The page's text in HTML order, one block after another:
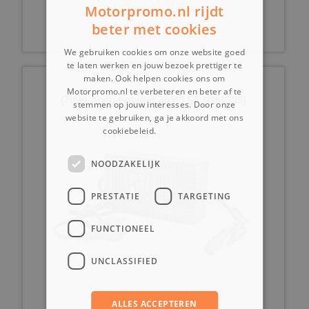
(7i6a) Accu oplader 36V 1.5A (1161005)
Motorpromo.nl rijdt
beter met cookies
We gebruiken cookies om onze website goed
te laten werken en jouw bezoek prettiger te
maken. Ook helpen cookies ons om
Motorpromo.nl te verbeteren en beter af te
stemmen op jouw interesses. Door onze
website te gebruiken, ga je akkoord met ons
cookiebeleid.
NOODZAKELIJK
PRESTATIE TARGETING
FUNCTIONEEL
UNCLASSIFIED
ALLES ACCEPTEREN